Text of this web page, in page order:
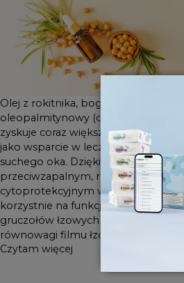
korzystnie na funkcjonowanie
gruczołów łzowych i
przywracanie równowagi
filmu łzowego.
Olej z rokitnika, bogaty w kwas
oleopalmitynowy (omega-7),
zyskuje coraz większe znaczenie
jako wsparcie w leczeniu zespołu
suchego oka. Dzięki właściwościom
przeciwzapalnym, regeneracyjnym i
cytoprotekcyjnym wpływa
korzystnie na funkcjonowanie
gruczołów łzowych i przywracanie
równowagi filmu łzowego.
Czytam więcej